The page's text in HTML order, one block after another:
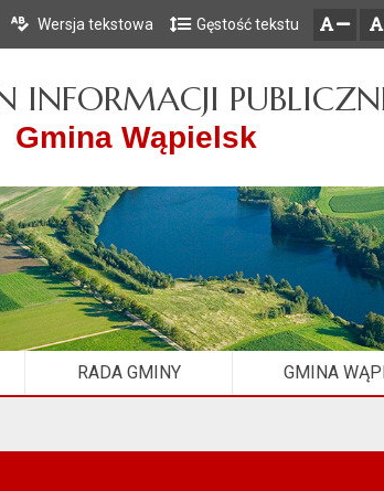
Przejdź do głównego menu
Przejdź do treści
Przejdź do mapy serwisu
Wersja tekstowa Gęstość tekstu
INFORMACJI
Gmina Wąpielsk
RADA GMINY GMINA